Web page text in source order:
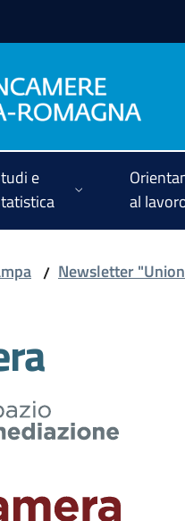
e
al
/ Newsletter